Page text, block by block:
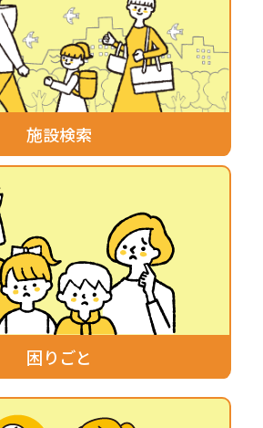
施設検索
困りごと